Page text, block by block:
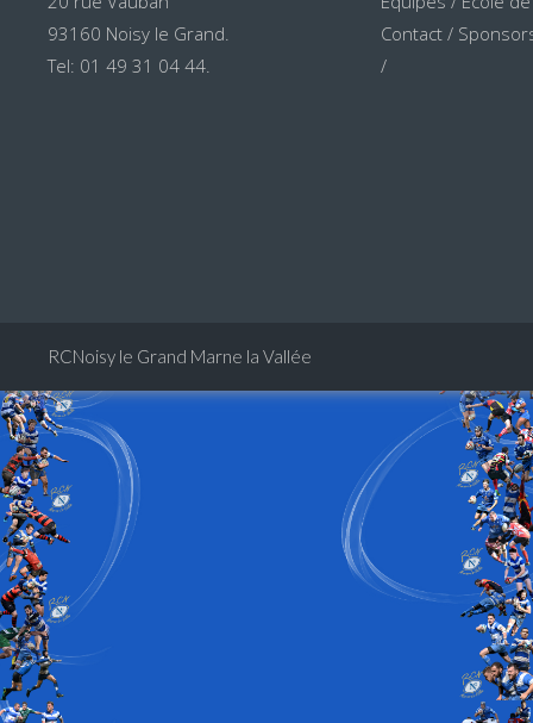
93160 Noisy le Grand.
Tel: 01 49 31 04 44.
Contact /
/
RCNoisy le Grand Marne la Vallée